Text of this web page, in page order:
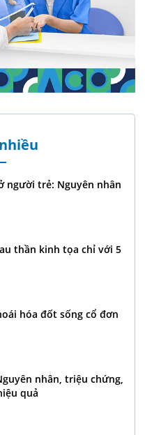
người trẻ: Nguyên nhân
thần kinh tọa chỉ với 5
hóa đốt sống cổ đơn
nhân, triệu chứng,
quả